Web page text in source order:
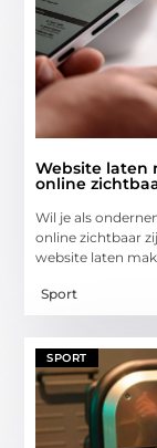
Website laten
online
Wil je als
online zichtbaar
website laten
Sport
SPORT